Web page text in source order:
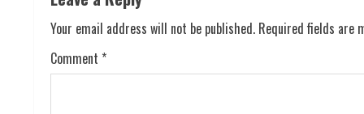
i
n
Your email address will not be published. Required fields are
Comment *